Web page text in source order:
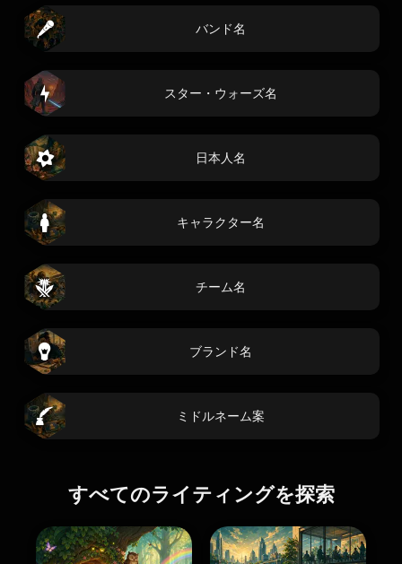
バンド名
スター・ウォーズ名
日本人名
キャラクター名
チーム名
ブランド名
ミドルネーム案
すべてのライティングを探索